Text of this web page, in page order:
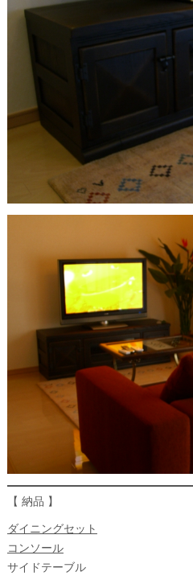
【 納品 】
ダイニングセット
コンソール
サイドテーブル